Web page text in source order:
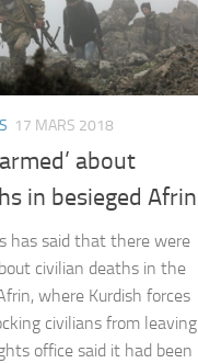
17 MARS 2018
about
in besieged Afrin
has said that there were
civilian deaths in the
where Kurdish forces
civilians from leaving
office said it had been